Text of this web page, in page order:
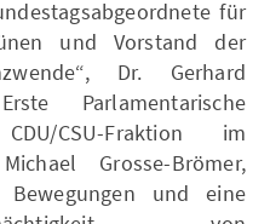
für
und Vorstand der
Dr. Gerhard
Parlamentarische
CSU-Fraktion im
Grosse-Brömer,
Bewegungen und eine